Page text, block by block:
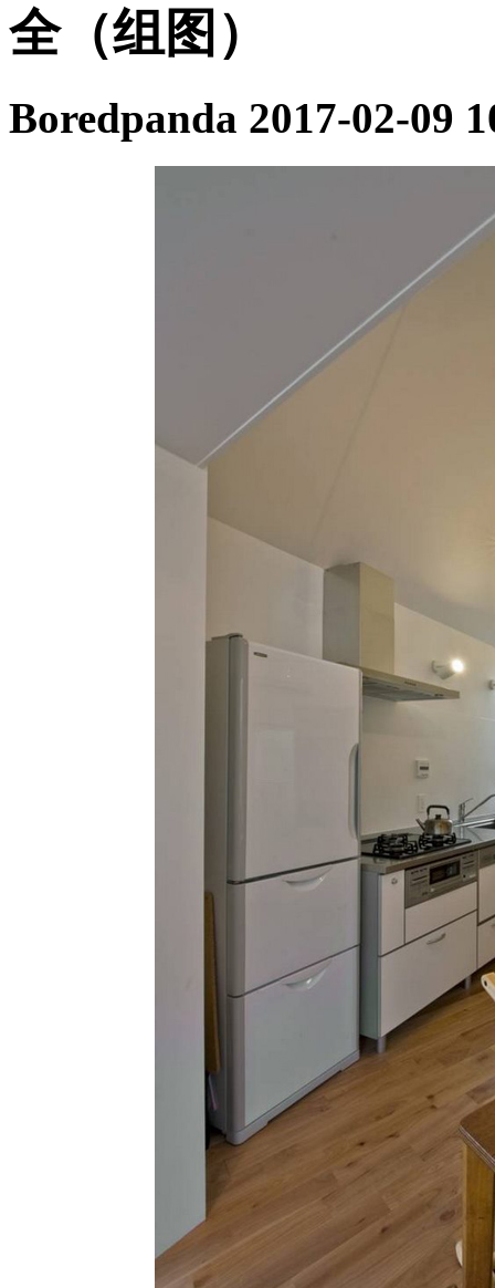
全（组图）
Boredpanda 2017-02-09